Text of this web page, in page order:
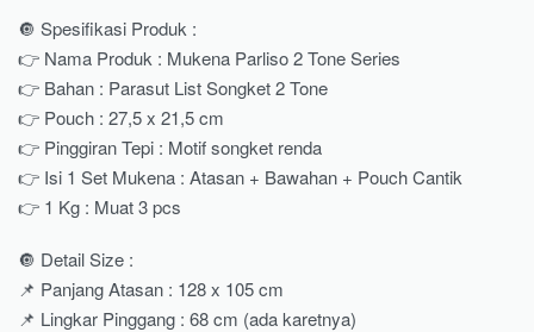
🔘 Spesifikasi Produk :
👉 Nama Produk : Mukena Parliso 2 Tone Series
👉 Bahan : Parasut List Songket 2 Tone
👉 Pouch : 27,5 x 21,5 cm
👉 Pinggiran Tepi : Motif songket renda
👉 Isi 1 Set Mukena : Atasan + Bawahan + Pouch Cantik
👉 1 Kg : Muat 3 pcs
🔘 Detail Size :
📌 Panjang Atasan : 128 x 105 cm
📌 Lingkar Pinggang : 68 cm (ada karetnya)